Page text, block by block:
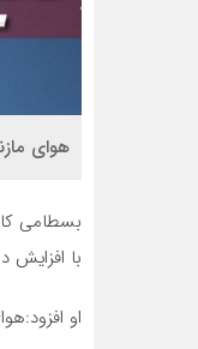
هوای
بسطامی
با
او